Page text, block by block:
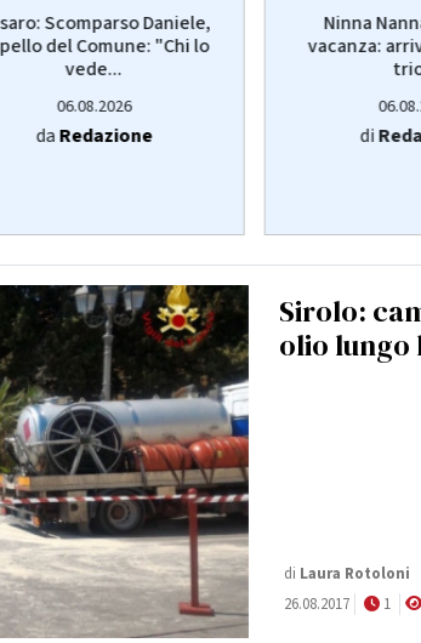
Scomparso Daniele,
del Comune: "Chi lo
vede...
06.08.2026
daRedazione
Ninna
vacanza:
di
Sirolo:
olio lungo
di Laura Rotoloni
26.08.2017
1